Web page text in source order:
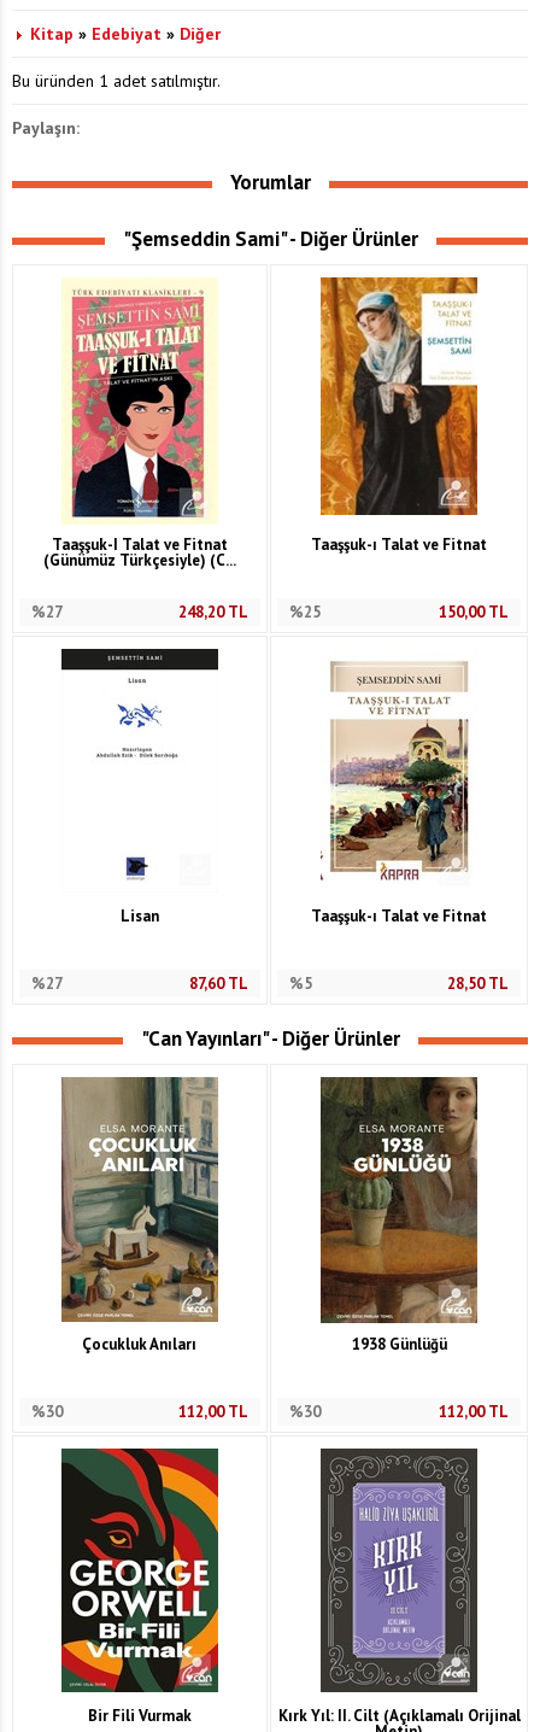
Kitap » Edebiyat » Diğer
Bu üründen 1 adet satılmıştır.
Paylaşın:
Yorumlar
"Şemseddin Sami" - Diğer Ürünler
Taaşşuk-I Talat ve Fitnat
(Günümüz Türkçesiyle) (C...
%27 248,20TL
Taaşşuk-ı Talat ve Fitnat
%25 150,00TL
Lisan
%27 87,60TL
Taaşşuk-ı Talat ve Fitnat
%5 28,50TL
"Can Yayınları" - Diğer Ürünler
Çocukluk Anıları
%30 112,00TL
1938 Günlüğü
%30 112,00TL
Bir Fili Vurmak Kırk Yıl: II. Cilt (Açıklamalı Orijinal